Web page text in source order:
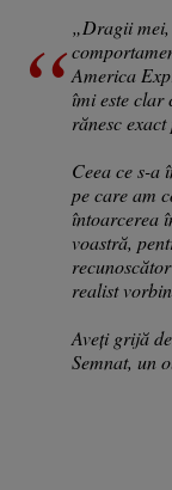
„Dragii
America
îmi este clar
rănesc
Ceea ce s-a
pe care am
întoarcerea
voastră,
realist
Aveți grijă
Semnat, un